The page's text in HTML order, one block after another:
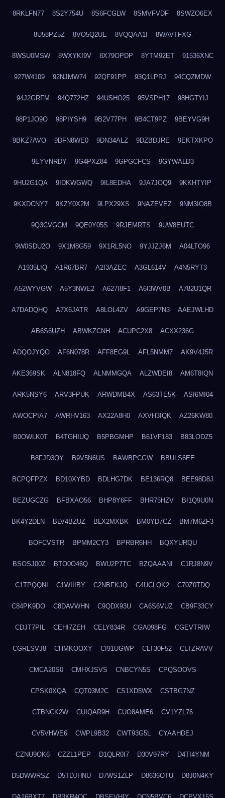
8RKLFN77 8S2Y754U 8S6FCGLW 8SMVFVDF 8SWZO6EX
8U58PZ5Z 8VO5Q2UE 8VQQAA1I 8WAVTFXG
8WSU0MSW 8WXYKI9V 8X79OPDP 8YTM92ET 91536XNC
927W4109 92NJMW74 92QF91PP 93Q1LPRJ 94CQZMDW
94J2GRFM 94Q772HZ 94USHO25 95VSPH17 98HGTYIJ
98P1JO9O 98PIYSH9 9B2V77PH 9B4CT9PZ 9BEYVG9H
9BKZ7AVO 9DFN8WE0 9DN34ALZ 9DZBDJRE 9EKTXKPO
9EYVNRDY 9G4PXZ84 9GPGCFCS 9GYWALD3
9HU2G1QA 9IDKWGWQ 9IL8EDHA 9JA7JOQ9 9KKHTYIP
9KXDCNY7 9KZY0X2M 9LPX29XS 9NAZEVEZ 9NM3IO8B
9Q3CVGCM 9QE0Y05S 9RJEMRTS 9UW8EUTC
9W0SDU2O 9X1M8G59 9X1RL5NO 9YJJZJ6M A04LTO96
A1935LIQ A1R67BR7 A2I3AZEC A3GL614V A4N5RYT3
A52WYVGW A5Y3NWE2 A627I8F1 A6I3WV0B A782U1QR
A7DADQHQ A7X6JATR A8LOL4ZV A9GEP7N3 AAEJWLHD
AB6S6UZH ABWKZCNH ACUPC2X8 ACXX236G
ADQOJYQO AF6N078R AFF8EG9L AFL5NMM7 AK9V4J5R
AKE369SK ALN818FQ ALNMMGQA ALZWDEI8 AM6T8IQN
ARK5NSY6 ARV3FPUK ARWDMB4X AS63TE5K ASI6MI04
AWOCPIA7 AWRHV163 AX22A8H0 AXVH3IQK AZ26KW80
B0OWLK0T B4TGHIUQ B5PBGMHP B61VF183 B83LODZ5
B8FJD3QY B9V5N6US BAWBPCGW BBULS6EE
BCPQFPZX BD10XYBD BDLHG7DK BE136RQ8 BEE98D8J
BEZUGCZG BFBXAO56 BHP8Y6FF BHR75HZV BI1Q9U0N
BK4Y2DLN BLV4BZUZ BLX2MXBK BM0YD7CZ BM7M6ZF3
BOFCVSTR BPMM2CY3 BPRBR6HH BQXYURQU
BSOSJ00Z BTO0O46Q BWU2P7TC BZQAAANI C1RJ8N9V
C1TPQQNI C1WIIIBY C2NBFKJQ C4UCLQK2 C70Z0TDQ
C84PK9DO C8DAVWHN C9QDX93U CA6S6VUZ CB9F33CY
CDJT7PIL CEHI7ZEH CELY834R CGA098FG CGEVTRIW
CGRLSVJ8 CHMKOOXY CI91UGWP CLT30F52 CLTZRAVV
CMCA20S0 CMHXJSVS CNBCYN5S CPQSOOVS
CPSK0XQA CQT03M2C CS1XD5WX CSTBG7NZ
CTBNCK2W CUIQAR9H CUO8AME6 CV1YZL76
CV5VHWE6 CWPL9B32 CWT93G5L CYAAHDEJ
CZNU9OK6 CZZL1PEP D1QLR0I7 D30V97RY D4TI4YNM
D5DWWRSZ D5TDJHNU D7WS1ZLP D8636OTU D8J0N4KY